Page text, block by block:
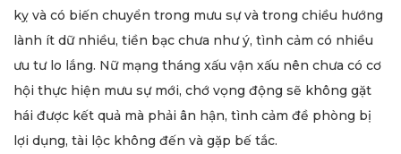
kỵ và có biến chuyển trong mưu sự và trong chiều hướng
lành ít dữ nhiều, tiền bạc chưa như ý, tình cảm có nhiều
ưu tư lo lắng. Nữ mạng tháng xấu vận xấu nên chưa có cơ
hội thực hiện mưu sự mới, chớ vọng động sẽ không gặt
hái được kết quả mà phải ân hận, tình cảm đề phòng bị
lợi dụng, tài lộc không đến và gặp bế tắc.